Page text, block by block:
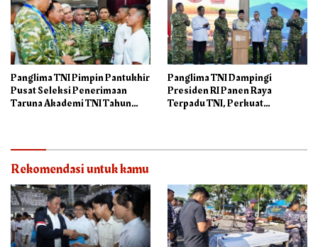
Panglima TNI Pimpin Pantukhir
Pusat Seleksi Penerimaan
Taruna Akademi TNI Tahun
Panglima TNI Dampingi
Presiden RI Panen Raya
Terpadu TNI, Perkuat
Rekomendasi untuk kamu